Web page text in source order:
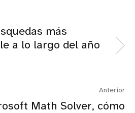
más
a lo largo del año
Anterior
Math Solver, cómo